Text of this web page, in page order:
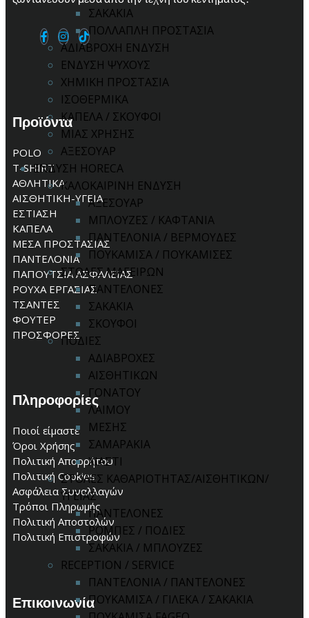
ΣΑΚΑΚΙΑ
ΠΟΛΛΑΠΛΗ ΠΡΟΣΤΑΣΙΑ
ΑΔΙΑΒΡΟΧΗ ΕΝΔΥΣΗ
ΕΝΔΥΣΗ ΨΥΧΟΥΣ
ΧΗΜΙΚΗ ΠΡΟΣΤΑΣΙΑ
ΙΣΟΘΕΡΜΙΚΑ
ΚΑΠΕΛΑ / ΣΚΟΥΦΟΙ
ΜΙΑΣ ΧΡΗΣΗΣ
ΑΞΕΣΟΥΑΡ
ΕΝΔΥΣΗ HORECA
ΚΑΛΟΚΑΙΡΙΝΗ ΕΝΔΥΣΗ
ΑΞΕΣΟΥΑΡ
ΜΠΛΟΥΖΕΣ / ΚΑΦΤΑΝΙΑ
ΠΑΝΤΕΛΟΝΙΑ / ΒΕΡΜΟΥΔΕΣ
ΠΟΥΚΑΜΙΣΑ / ΠΟΥΚΑΜΙΣΕΣ
ΣΤΟΛΕΣ ΜΑΓΕΙΡΩΝ
ΠΑΝΤΕΛΟΝΕΣ
ΣΑΚΑΚΙΑ
ΣΚΟΥΦΟΙ
ΠΟΔΙΕΣ
ΑΔΙΑΒΡΟΧΕΣ
ΑΙΣΘΗΤΙΚΩΝ
ΓΟΝΑΤΟΥ
ΛΑΙΜΟΥ
ΜΕΣΗΣ
ΣΑΜΑΡΑΚΙΑ
ΧΙΑΣΤΙ
ΣΤΟΛΕΣ ΚΑΘΑΡΙΟΤΗΤΑΣ/ΑΙΣΘΗΤΙΚΩΝ/
ΥΓΕΙΑΣ
ΠΑΝΤΕΛΟΝΕΣ
ΡΟΜΠΕΣ / ΠΟΔΙΕΣ
ΣΑΚΑΚΙΑ / ΜΠΛΟΥΖΕΣ
RECEPTION / SERVICE
ΠΑΝΤΕΛΟΝΙΑ / ΠΑΝΤΕΛΟΝΕΣ
ΠΟΥΚΑΜΙΣΑ / ΓΙΛΕΚΑ / ΣΑΚΑΚΙΑ
Προϊόντα
POLO
T-SHIRT
ΑΘΛΗΤΙΚΑ
ΑΙΣΘΗΤΙΚΗ-ΥΓΕΙΑ
ΕΣΤΙΑΣΗ
ΚΑΠΕΛΑ
ΜΕΣΑ ΠΡΟΣΤΑΣΙΑΣ
ΠΑΝΤΕΛΟΝΙΑ
ΠΑΠΟΥΤΣΙΑ ΑΣΦΑΛΕΙΑΣ
ΡΟΥΧΑ ΕΡΓΑΣΙΑΣ
ΤΣΑΝΤΕΣ
ΦΟΥΤΕΡ
ΠΡΟΣΦΟΡΕΣ
Πληροφορίες
Ποιοί είμαστε
Όροι Χρήσης
Πολιτική Απορρήτου
Πολιτική Cookies
Ασφάλεια Συναλλαγών
Τρόποι Πληρωμής
Πολιτική Αποστολών
Πολιτική Επιστροφών
Επικοινωνία